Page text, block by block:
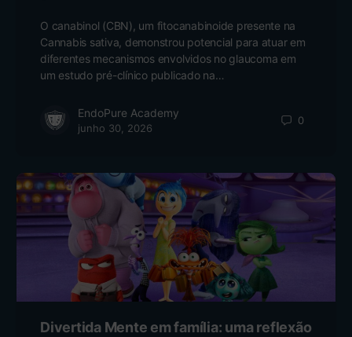
O canabinol (CBN), um fitocanabinoide presente na
Cannabis sativa, demonstrou potencial para atuar em
diferentes mecanismos envolvidos no glaucoma em
um estudo pré-clínico publicado na…
EndoPure Academy
junho 30, 2026
0
Divertida Mente em família: uma reflexão